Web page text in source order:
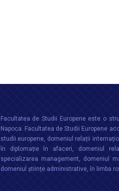
Facultatea de Studii Europene este o
Napoca. Facultatea de Studii Europene
studii europene, domeniul relații
în diplomație în afaceri, domeniul
specializarea management, domeniul
domeniul științe administrative, în limba